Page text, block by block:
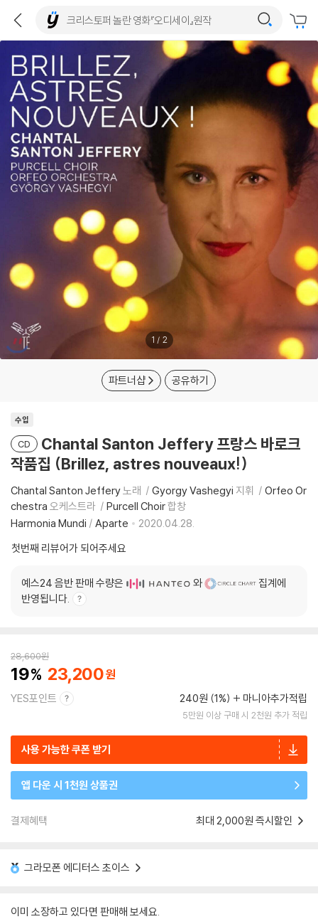
1 / 2
파트너샵 공유하기
수입
CD
Chantal Santon Jeffery 프랑스 바로크
작품집 (Brillez, astres nouveaux!)
Chantal Santon Jeffery노래 Gyorgy Vashegyi 지휘
Orfeo Or
chestra 오케스트라 Purcell Choir합창
Harmonia Mundi / Aparte
2020.04.28.
첫번째 리뷰어가 되어주세요
예스24 음반 판매 수량은 와
집계에
반영됩니다.
28,600원
19 23,200
YES포인트 240원 (1%) 마니아추가적립
5만원 이상 구매 시 2천원 추가 적립
사용 가능한 쿠폰 받기
앱 다운 시 1천원 상품권
결제혜택 최대 2,000원 즉시할인
그라모폰 에디터스 초이스
이미 소장하고 있다면 판매해 보세요.